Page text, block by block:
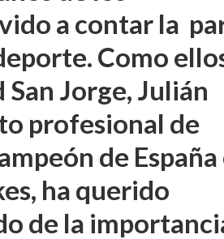
a contar la
Como
Jorge, Julián
profesional de
de España
ha querido
de la